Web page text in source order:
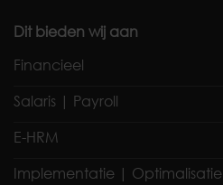
Dit bieden wij aan
Financieel
Salaris | Payroll
E-HRM
Implementatie | Optimalisatie